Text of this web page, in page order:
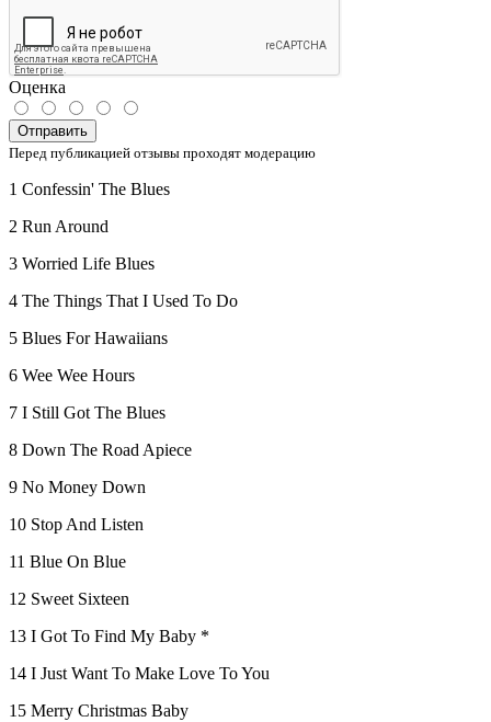
Оценка
Отправить
Перед публикацией отзывы проходят модерацию
1 Confessin' The Blues
2 Run Around
3 Worried Life Blues
4 The Things That I Used To Do
5 Blues For Hawaiians
6 Wee Wee Hours
7 I Still Got The Blues
8 Down The Road Apiece
9 No Money Down
10 Stop And Listen
11 Blue On Blue
12 Sweet Sixteen
13 I Got To Find My Baby *
14 I Just Want To Make Love To You
15 Merry Christmas Baby